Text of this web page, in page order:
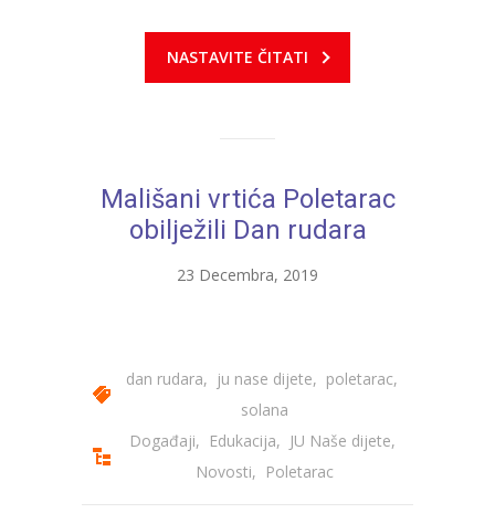
-- Edukacije za roditelje
-- Edukacije zaposlenika
-- Obrasci i zahtjevi
-- Obavještenja za roditelje
Kontakt
NASTAVITE ČITATI
Mališani vrtića Poletarac
obilježili Dan rudara
23 Decembra, 2019
dan rudara, ju nase dijete, poletarac,
solana
Događaji, Edukacija, JU Naše dijete,
Novosti, Poletarac